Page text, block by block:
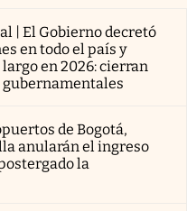
| El Gobierno decretó
en todo el país y
en 2026: cierran
gubernamentales
de Bogotá,
anularán el ingreso
la